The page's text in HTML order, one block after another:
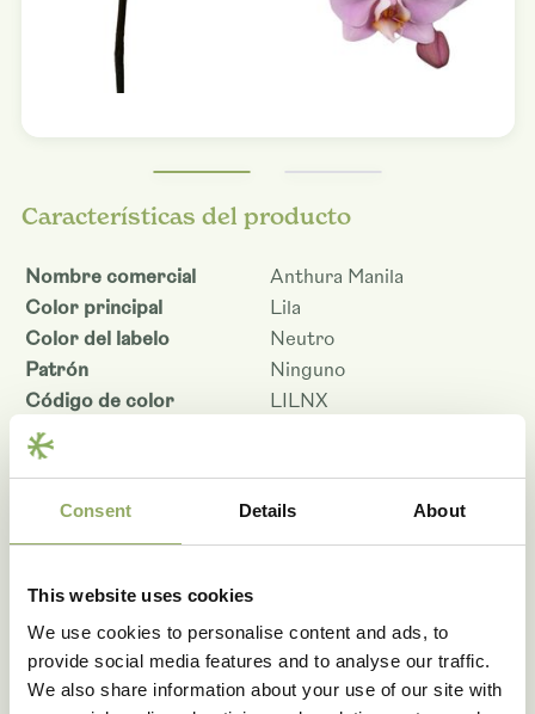
Consent Details About
This website uses cookies
We use cookies to personalise content and ads, to
provide social media features and to analyse our traffic.
We also share information about your use of our site with
Características del producto
Nombre comercial
Anthura Manila
Color principal
Lila
Color del labelo
Neutro
Patrón
Ninguno
Código de color
LILNX
Tamaño de la flor - cm
Periodo de conservación
Código VBN
Descargar en PDF